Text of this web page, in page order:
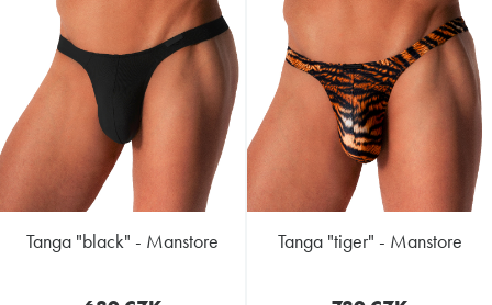
tanga "black" - Manstore tanga "tiger" - Manstore